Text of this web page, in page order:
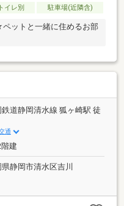
イレ別 駐車場(近隣含)
ットと一緒に住めるお部
鉄道静岡清水線 狐ヶ崎駅 徒
通
建
静岡市清水区吉川